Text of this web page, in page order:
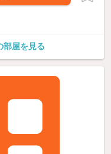
部屋を見る